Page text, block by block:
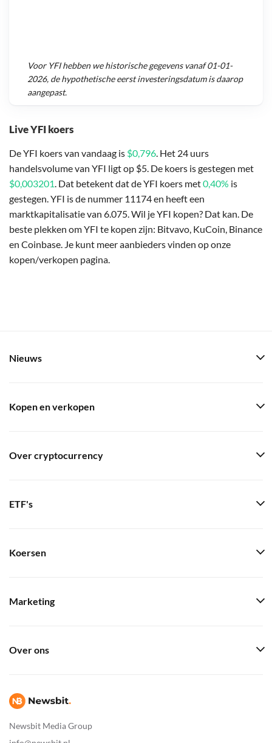
Live YFI koers
De YFI koers van vandaag is $0,796. Het 24 uurs
handelsvolume van YFI ligt op $5. De koers is gestegen met
$0,003201. Dat betekent dat de YFI koers met0,40% is
gestegen. YFI is de nummer 11174 en heeft een
marktkapitalisatie van 6.075. Wil je YFI kopen? Dat kan. De
beste plekken om YFI te kopen zijn: Bitvavo, KuCoin, Binance
en Coinbase. Je kunt meer aanbieders vinden op onze
kopen/verkopen pagina.
Voor YFIhebben we historische gegevens vanaf01-01-
2026, de hypothetische eerst investeringsdatum is daarop
aangepast.
Newsbit Media Group
Nieuws
Kopen en verkopen
Over cryptocurrency
ETF's
Koersen
Marketing
Over ons